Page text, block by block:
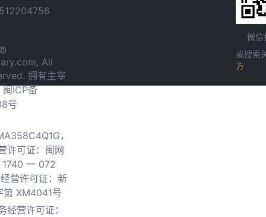
All
拥有主宰
闽ICP备
号
，
许可证：闽网
一 072
营许可证：新
第 XM4041号
经营许可证：
微信
或搜索
方